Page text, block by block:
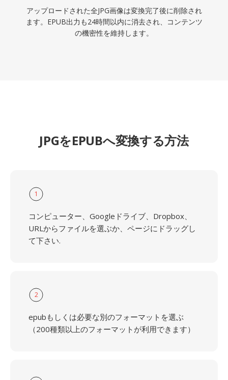
アップロードされた全JPG画像は変換完了後に削除され
ます。EPUB出力も24時間以内に消去され、コンテンツ
の機密性を維持します。
JPGをEPUBへ変換する方法
1
コンピューター、Googleドライブ、Dropbox、
URLからファイルを選ぶか、ページにドラッグし
て下さい.
2
epubもしくは必要な別のフォーマットを選ぶ
（200種類以上のフォーマットが利用できます）